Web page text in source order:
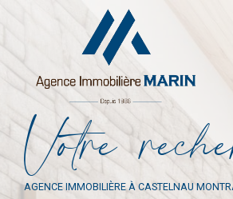
Votre reche
AGENCE IMMOBILIÈRE À CASTELNAU